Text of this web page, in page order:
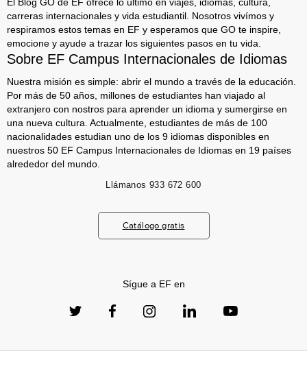
carreras internacionales y vida estudiantil. Nosotros vivímos y
respiramos estos temas en EF y esperamos que GO te inspire,
emocione y ayude a trazar los siguientes pasos en tu vida.
Sobre EF Campus Internacionales de Idiomas
Nuestra misión es simple: abrir el mundo a través de la educación.
Por más de 50 años, millones de estudiantes han viajado al
extranjero con nostros para aprender un idioma y sumergirse en
una nueva cultura. Actualmente, estudiantes de más de 100
nacionalidades estudian uno de los 9 idiomas disponibles en
nuestros 50 EF Campus Internacionales de Idiomas en 19 países
alrededor del mundo.
Llámanos 933 672 600
Catálogo gratis
Sígue a EF en